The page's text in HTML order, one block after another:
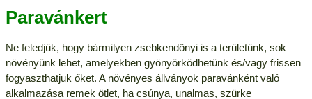
Paravánkert
Ne feledjük, hogy bármilyen zsebkendőnyi is a területünk, sok
növényünk lehet, amelyekben gyönyörködhetünk és/vagy frissen
fogyaszthatjuk őket. A növényes állványok paravánként való
alkalmazása remek ötlet, ha csúnya, unalmas, szürke